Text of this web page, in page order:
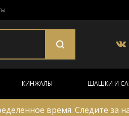
КИНЖАЛЫ ШАШКИ И
время. Следите за